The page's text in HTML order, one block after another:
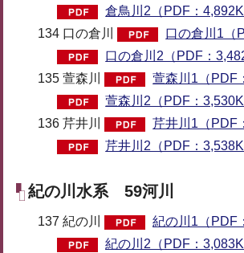
倉鳥川2（PDF：
134 口の倉川
口の倉川1（
口の倉川2（PDF：
135 萱森川
萱森川1（PDF
萱森川2（PDF：
136 芹井川
芹井川1（PDF
芹井川2（PDF：
紀の川水系 59河川
137 紀の川
紀の川1（PDF
紀の川2（PDF：